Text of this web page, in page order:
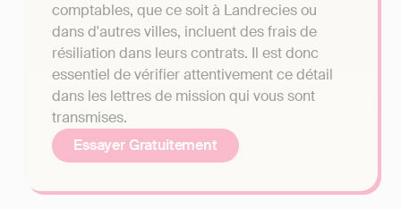
comptables, que ce soit à Landrecies ou
dans d'autres villes, incluent des frais de
résiliation dans leurs contrats. Il est donc
essentiel de vérifier attentivement ce détail
dans les lettres de mission qui vous sont
transmises.
Essayer Gratuitement